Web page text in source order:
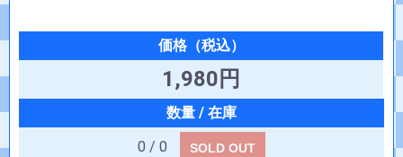
1,980円
0 / 0 SOLD OUT